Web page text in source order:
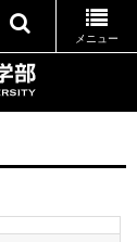
メニュー